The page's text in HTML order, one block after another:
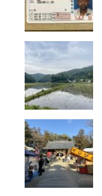
ペ
ー
ジ
送
り